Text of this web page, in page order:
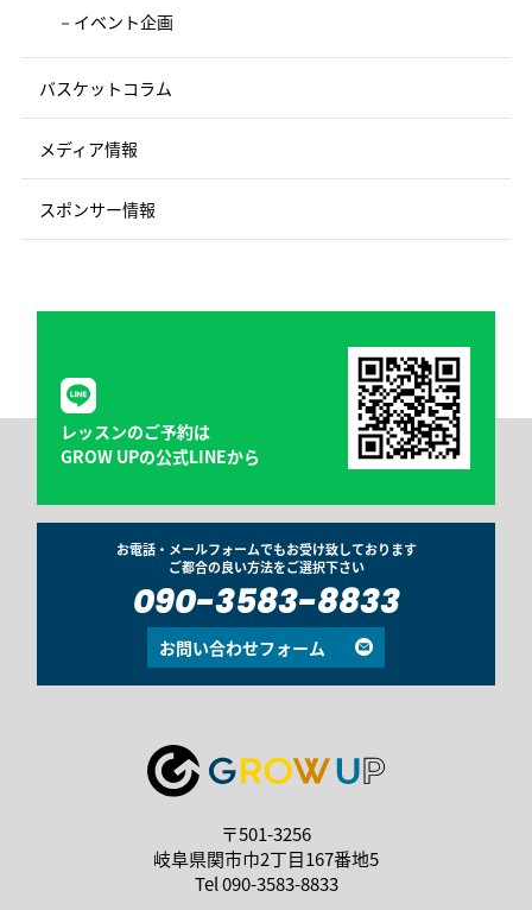
イベント企画
バスケットコラム
メディア情報
スポンサー情報
レッスンのご予約は
GROW UPの公式LINEから
お電話・メールフォームでもお受け致しております
ご都合の良い方法をご選択下さい
090-3583-8833
お問い合わせフォーム
〒501-3256
岐阜県関市巾2丁目167番地5
Tel090-3583-8833